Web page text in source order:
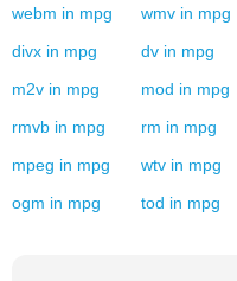
webm in mpg wmv in mpg
divx in mpg dv in mpg
m2v in mpg mod in mpg
rmvb in mpg rm in mpg
mpeg in mpg wtv in mpg
ogm in mpg tod in mpg